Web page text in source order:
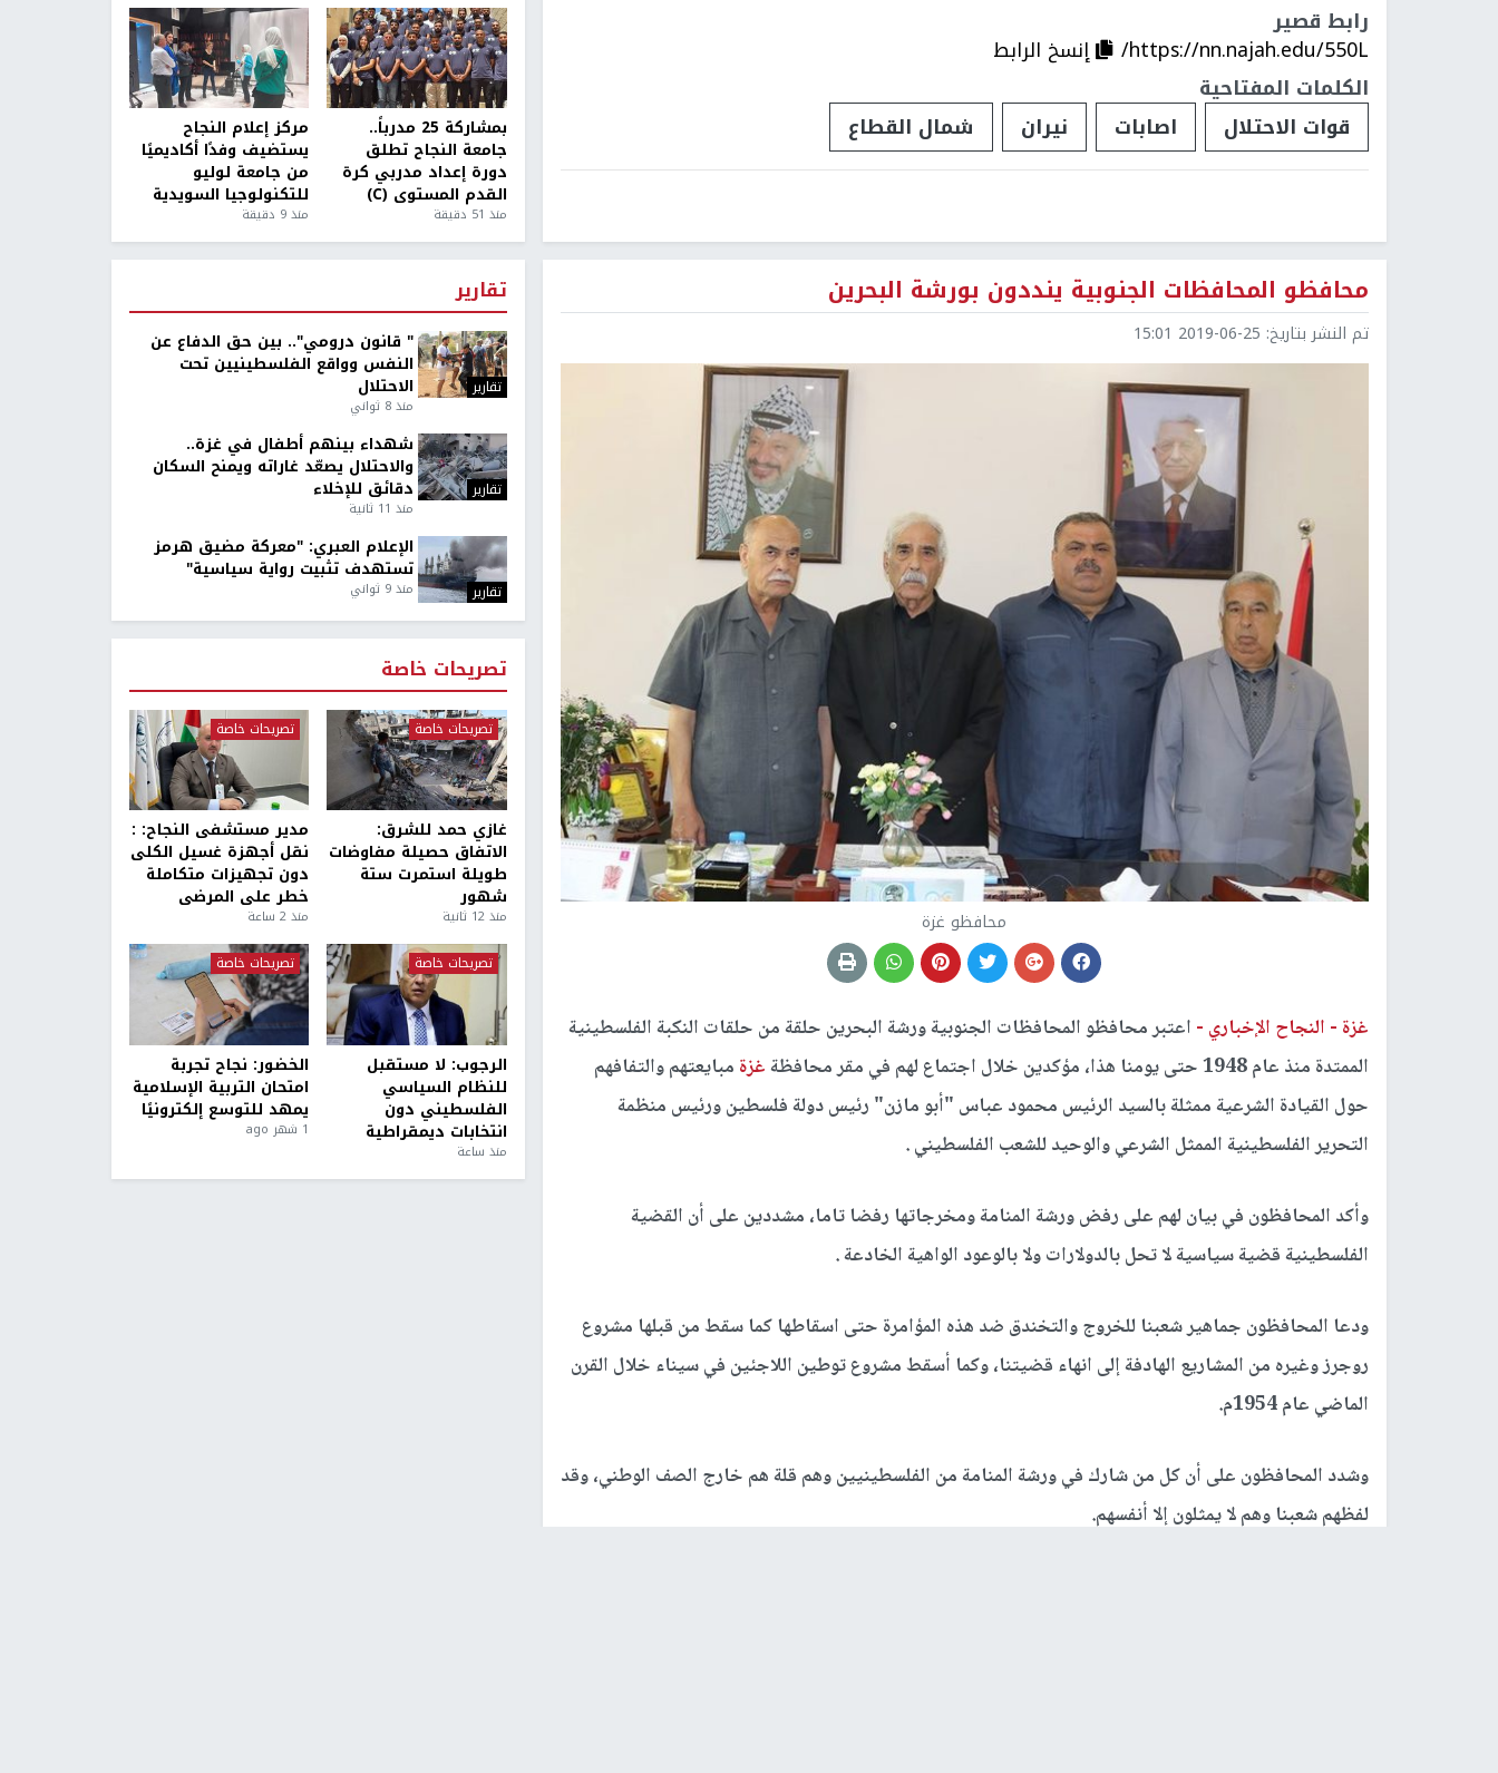
رابط قصير
https://nn.najah.edu/550L/
إنسخ الرابط
الكلمات المفتاحية
قوات الاحتلال
اصابات نيران شمال القطاع
محافظو المحافظات الجنوبية ينددون بورشة البحرين
تم النشر بتاريخ: 2019-06-25 15:01
محافظو غزة
غزة - النجاح الإخباري - اعتبر محافظو المحافظات الجنوبية ورشة البحرين حلقة من حلقات النكبة الفلسطينية
الممتدة منذ عام 1948 حتى يومنا هذا، مؤكدين خلال اجتماع لهم في مقر محافظة
غزة مبايعتهم والتفافهم
حول القيادة الشرعية ممثلة بالسيد الرئيس محمود عباس "أبو مازن" رئيس دولة فلسطين ورئيس منظمة
التحرير الفلسطينية الممثل الشرعي والوحيد للشعب الفلسطيني .
وأكد المحافظون في بيان لهم على رفض ورشة المنامة ومخرجاتها رفضا تاما، مشددين على أن القضية
الفلسطينية قضية سياسية لا تحل بالدولارات ولا بالوعود الواهية الخادعة .
ودعا المحافظون جماهير شعبنا للخروج والتخندق ضد هذه المؤامرة حتى اسقاطها كما سقط من قبلها مشروع
روجرز وغيره من المشاريع الهادفة إلى انهاء قضيتنا، وكما أسقط مشروع توطين اللاجئين في سيناء خلال القرن
الماضي عام 1954م.
وشدد المحافظون على أن كل من شارك في ورشة المنامة من الفلسطينيين وهم قلة هم خارج الصف الوطني، وقد
لفظهم شعبنا وهم لا يمثلون إلا أنفسهم.
بمشاركة 25 مدرباً..
جامعة النجاح تطلق
دورة إعداد مدربي كرة
القدم المستوى (C)
منذ 51 دقيقة
مركز إعلام النجاح
يستضيف وفدًا أكاديميًا
من جامعة لوليو
للتكنولوجيا السويدية
منذ 9 دقيقة
تقارير
تقارير
" قانون درومي".. بين حق الدفاع عن
النفس وواقع الفلسطينيين تحت
الاحتلال
منذ 8 ثواني
تقارير
شهداء بينهم أطفال في غزة..
والاحتلال يصعّد غاراته ويمنح السكان
دقائق للإخلاء
منذ 11 ثانية
تقارير
الإعلام العبري: "معركة مضيق هرمز
تستهدف تثبيت رواية سياسية"
منذ 9 ثواني
تصريحات خاصة
تصريحات خاصة
غازي حمد للشرق:
الاتفاق حصيلة مفاوضات
طويلة استمرت ستة
شهور
منذ 12 ثانية
تصريحات خاصة
مدير مستشفى النجاح: :
نقل أجهزة غسيل الكلى
دون تجهيزات متكاملة
خطر على المرضى
منذ 2 ساعة
تصريحات خاصة
الرجوب: لا مستقبل
للنظام السياسي
الفلسطيني دون
انتخابات ديمقراطية
منذ ساعة
تصريحات خاصة
الخضور: نجاح تجربة
امتحان التربية الإسلامية
يمهد للتوسع إلكترونيًا
1 شهر ago